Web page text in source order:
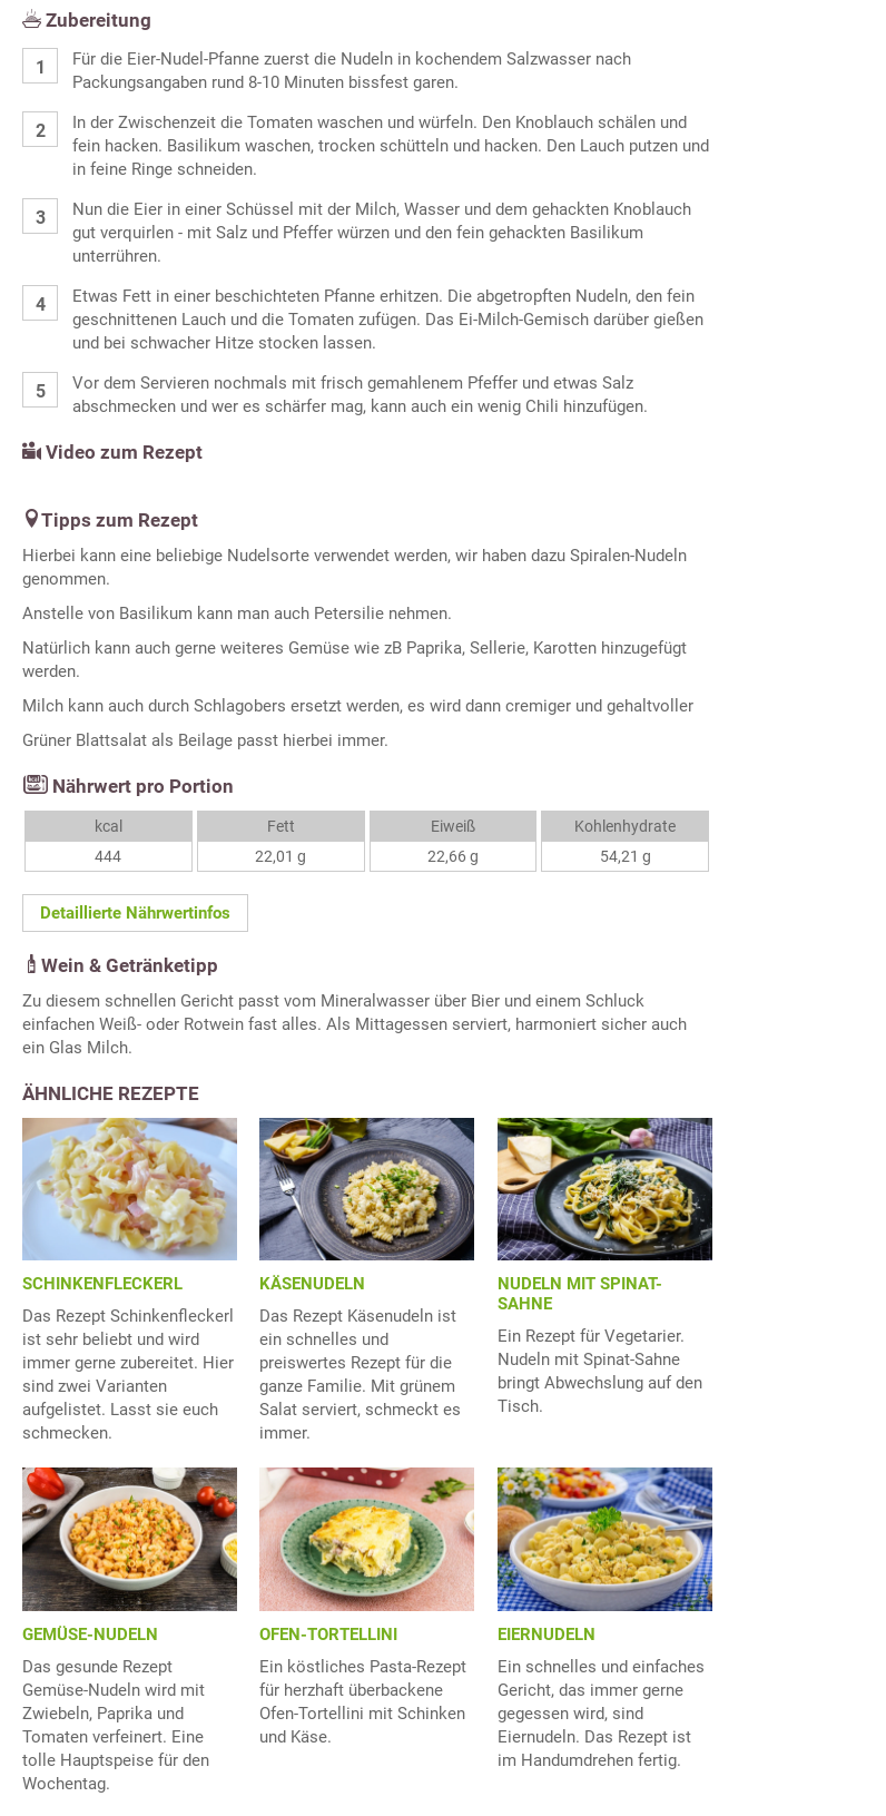
Zubereitung
Für die Eier-Nudel-Pfanne zuerst die Nudeln in kochendem Salzwasser nach
Packungsangaben rund 8-10 Minuten bissfest garen.
In der Zwischenzeit die Tomaten waschen und würfeln. Den Knoblauch schälen und
fein hacken. Basilikum waschen, trocken schütteln und hacken. Den Lauch putzen und
in feine Ringe schneiden.
Nun die Eier in einer Schüssel mit der Milch, Wasser und dem gehackten Knoblauch
gut verquirlen - mit Salz und Pfeffer würzen und den fein gehackten Basilikum
unterrühren.
Etwas Fett in einer beschichteten Pfanne erhitzen. Die abgetropften Nudeln, den fein
geschnittenen Lauch und die Tomaten zufügen. Das Ei-Milch-Gemisch darüber gießen
und bei schwacher Hitze stocken lassen.
Vor dem Servieren nochmals mit frisch gemahlenem Pfeffer und etwas Salz
abschmecken und wer es schärfer mag, kann auch ein wenig Chili hinzufügen.
Video zum Rezept
Tipps zum Rezept
Hierbei kann eine beliebige Nudelsorte verwendet werden, wir haben dazu Spiralen-Nudeln
genommen.
Anstelle von Basilikum kann man auch Petersilie nehmen.
Natürlich kann auch gerne weiteres Gemüse wie zB Paprika, Sellerie, Karotten hinzugefügt
werden.
Milch kann auch durch Schlagobers ersetzt werden, es wird dann cremiger und gehaltvoller
Grüner Blattsalat als Beilage passt hierbei immer.
Nährwert pro Portion
kcal
444
Fett
22,01 g
Eiweiß
22,66 g
Kohlenhydrate
54,21 g
Detaillierte Nährwertinfos
Wein & Getränketipp
Zu diesem schnellen Gericht passt vom Mineralwasser über Bier und einem Schluck
einfachen Weiß- oder Rotwein fast alles. Als Mittagessen serviert, harmoniert sicher auch
ein Glas Milch.
ÄHNLICHE REZEPTE
SCHINKENFLECKERL
Das Rezept Schinkenfleckerl
ist sehr beliebt und wird
immer gerne zubereitet. Hier
sind zwei Varianten
aufgelistet. Lasst sie euch
schmecken.
KÄSENUDELN
Das Rezept Käsenudeln ist
ein schnelles und
preiswertes Rezept für die
ganze Familie. Mit grünem
Salat serviert, schmeckt es
immer.
NUDELN MIT SPINAT-
SAHNE
Ein Rezept für Vegetarier.
Nudeln mit Spinat-Sahne
bringt Abwechslung auf den
Tisch.
GEMÜSE-NUDELN
Das gesunde Rezept
Gemüse-Nudeln wird mit
Zwiebeln, Paprika und
Tomaten verfeinert. Eine
tolle Hauptspeise für den
Wochentag.
OFEN-TORTELLINI
Ein köstliches Pasta-Rezept
für herzhaft überbackene
Ofen-Tortellini mit Schinken
und Käse.
EIERNUDELN
Ein schnelles und einfaches
Gericht, das immer gerne
gegessen wird, sind
Eiernudeln. Das Rezept ist
im Handumdrehen fertig.